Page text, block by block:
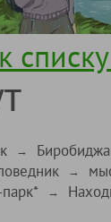
→
→
→